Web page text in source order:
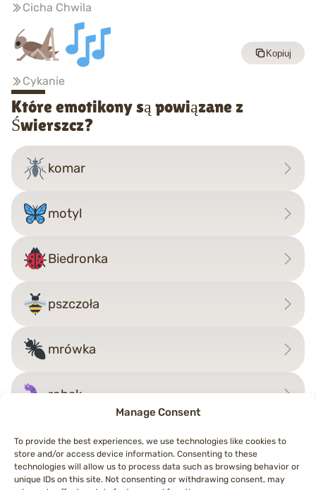
Manage Consent
To provide the best experiences, we use technologies like cookies to
store and/or access device information. Consenting to these
technologies will allow us to process data such as browsing behavior or
unique IDs on this site. Not consenting or withdrawing consent, may
Cicha Chwila
Cykanie
Kopiuj
Które emotikony są powiązane z
Świerszcz?
komar
motyl
Biedronka
pszczoła
mrówka
robak
Nawigacja
←T-Rexkangur→